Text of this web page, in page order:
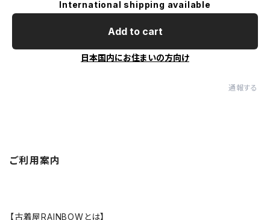
International shipping available
Add to cart
日本国内にお住まいの方向け
通報する
ご利用案内
【古着屋RAINBOWとは】